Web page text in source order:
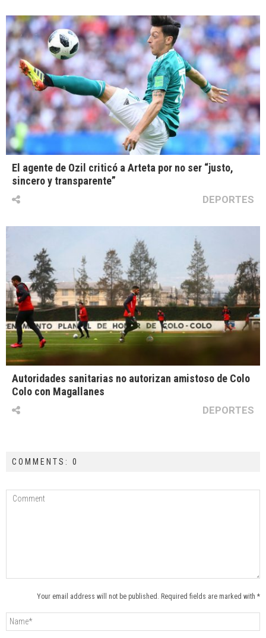
El agente de Ozil criticó a Arteta por no ser “justo,
sincero y transparente”
DEPORTES
Autoridades sanitarias no autorizan amistoso de Colo
Colo con Magallanes
DEPORTES
COMMENTS: 0
Your email address will not be published. Required fields are marked with *